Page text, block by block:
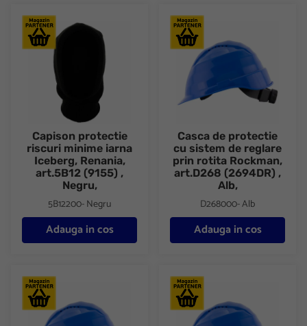
Capison protectie riscuri minime iarna Iceberg, Renania, art.5B12
Capison protectie
riscuri minime iarna
Iceberg, Renania,
art.5B12 (9155) ,
Negru,
5B12200- Negru
Adauga in cos
Casca de protectie cu sistem
Casca de protectie
cu sistem de reglare
prin rotita Rockman,
art.D268 (2694DR) ,
Alb,
D268000- Alb
Adauga in cos
Casca de protectie cu sistem de reglare prin rotita Rockman,
Casca de protectie cu sistem